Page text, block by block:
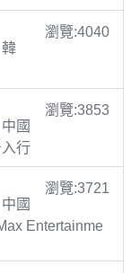
瀏覽:4040
韓
瀏覽:3853
中國
行
瀏覽:3721
中國
Entertainme